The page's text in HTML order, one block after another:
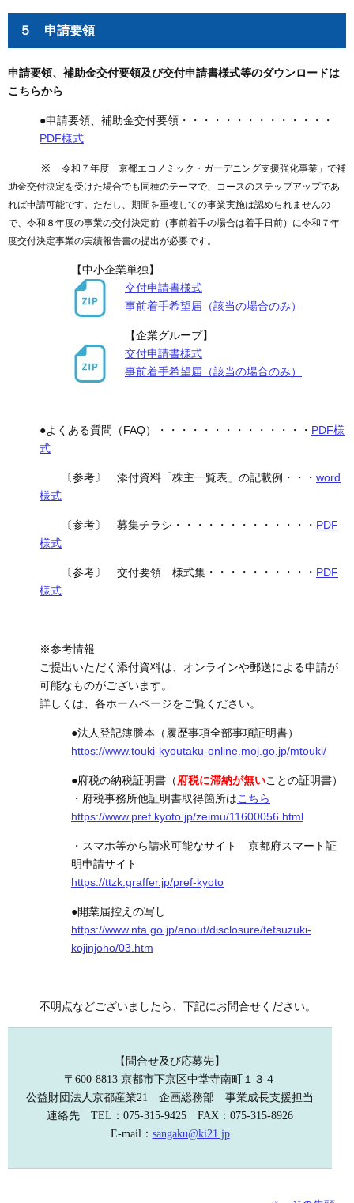
５ 申請要領
申請要領、補助金交付要領及び交付申請書様式等のダウンロードは
こちらから
●申請要領、補助金交付要領・・・・・・・・・・・・・・
PDF様式
※
令和７年度「京都エコノミック・ガーデニング支援強化事業」で補
助金交付決定を受けた場合でも同種のテーマで、コースのステップアップであ
れば申請可能です。ただし、期間を重複しての事業実施は認められませんの
で、令和８年度の事業の交付決定前（事前着手の場合は着手日前）に令和７年
度交付決定事業の実績報告書の提出が必要です。
【中小企業単独】
交付申請書様式
事前着手希望届（該当の場合のみ）
【企業グループ】
交付申請書様式
事前着手希望届（該当の場合のみ）
●よくある質問（FAQ）・・・・・・・・・・・・・・ PDF様
式
〔参考〕 添付資料「株主一覧表」の記載例・・・ word
様式
〔参考〕 募集チラシ・・・・・・・・・・・・・ PDF
様式
〔参考〕 交付要領 様式集・・・・・・・・・・ PDF
様式
※参考情報
ご提出いただく添付資料は、オンラインや郵送による申請が
可能なものがございます。
詳しくは、各ホームページをご覧ください。
●法人登記簿謄本（履歴事項全部事項証明書）
https://www.touki-kyoutaku-online.moj.go.jp/mtouki/
●府税の納税証明書（府税に滞納が無いことの証明書）
・府税事務所他証明書取得箇所はこちら
https://www.pref.kyoto.jp/zeimu/11600056.html
・スマホ等から請求可能なサイト 京都府スマート証
明申請サイト
https://ttzk.graffer.jp/pref-kyoto
●開業届控えの写し
https://www.nta.go.jp/anout/disclosure/tetsuzuki-
kojinjoho/03.htm
不明点などございましたら、下記にお問合せください。
【問合せ及び応募先】
〒600-8813 京都市下京区中堂寺南町１３４
公益財団法人京都産業21 企画総務部 事業成長支援担当
連絡先 TEL：075-315-9425 FAX：075-315-8926
E-mail： sangaku@ki21.jp